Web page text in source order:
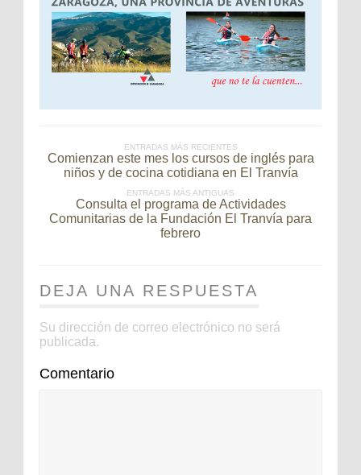
ENTRADAS MÁS RECIENTES
Comienzan este mes los cursos de inglés para
niños y de cocina cotidiana en El Tranvía
ENTRADAS MÁS ANTIGUAS
Consulta el programa de Actividades
Comunitarias de la Fundación El Tranvía para
febrero
DEJA UNA RESPUESTA
Su dirección de correo electrónico no será
publicada.
Comentario